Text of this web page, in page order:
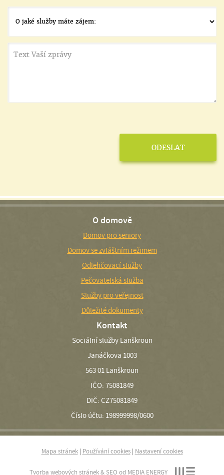
O domově
Domov pro seniory
Domov se zvláštním režimem
Odlehčovací služby
Pečovatelská služba
Služby pro veřejnost
Důležité dokumenty
Kontakt
Sociální služby Lanškroun
Janáčkova 1003
563 01 Lanškroun
IČO: 75081849
DIČ: CZ75081849
Číslo účtu: 198999998/0600
Mapa stránek| Používání cookies| Nastavení cookies
Tvorba webových stránek & SEO od MEDIA ENERGY